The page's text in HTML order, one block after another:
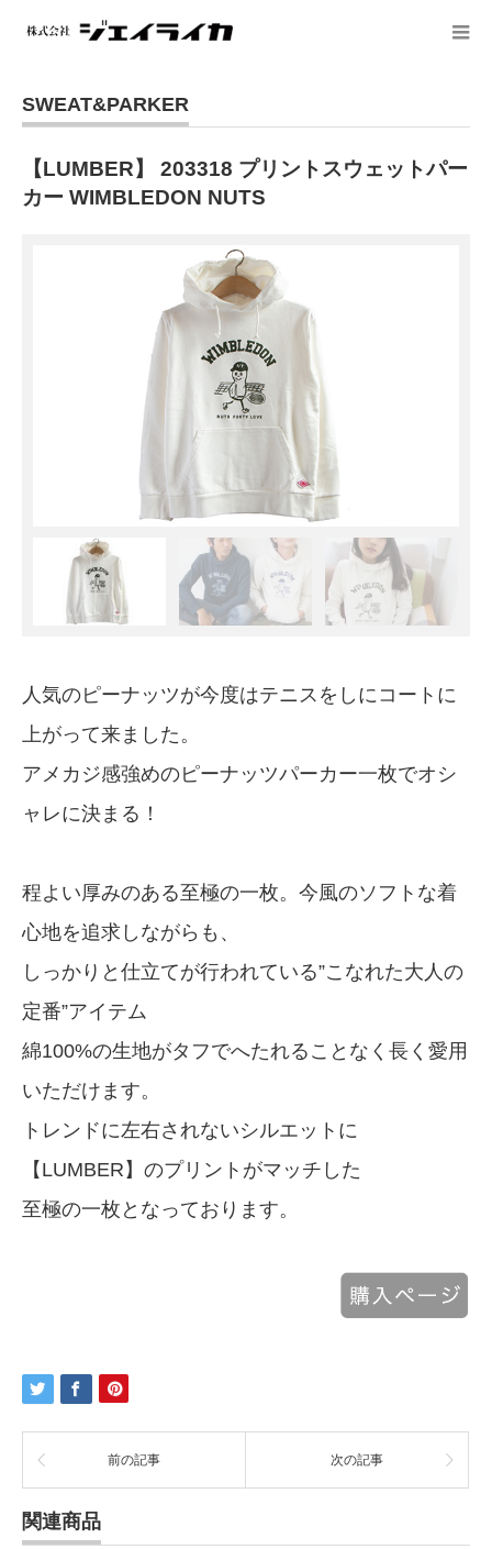
SWEAT&PARKER
【LUMBER】 203318 プリントスウェットパー
カー WIMBLEDON NUTS
人気のピーナッツが今度はテニスをしにコートに
上がって来ました。
アメカジ感強めのピーナッツパーカー一枚でオシ
ャレに決まる！
程よい厚みのある至極の一枚。今風のソフトな着
心地を追求しながらも、
しっかりと仕立てが行われている”こなれた大人の
定番”アイテム
綿100%の生地がタフでへたれることなく長く愛用
いただけます。
トレンドに左右されないシルエットに
【LUMBER】のプリントがマッチした
至極の一枚となっております。
前の記事 次の記事
関連商品